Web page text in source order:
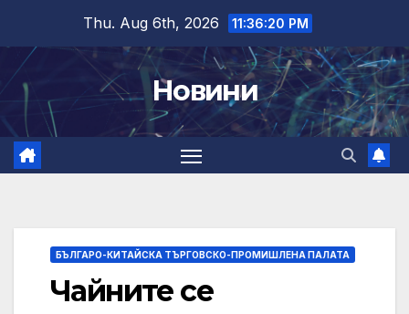
content
Thu. Aug 6th, 2026 11:36:21 PM
Новини
БЪЛГАРО-КИТАЙСКА ТЪРГОВСКО-ПРОМИШЛЕНА ПАЛАТА
Чайните се